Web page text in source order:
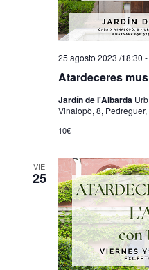
Atardeceres
25 agosto 2023 /18:30 -
Jardín de l'Albarda
Vinalopò, 8,
10€
VIE
25